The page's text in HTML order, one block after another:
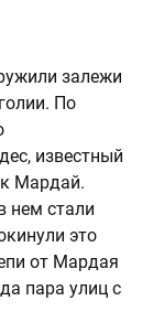
залежи
По
известный
Мардай.
нем стали
это
от Мардая
пара улиц с